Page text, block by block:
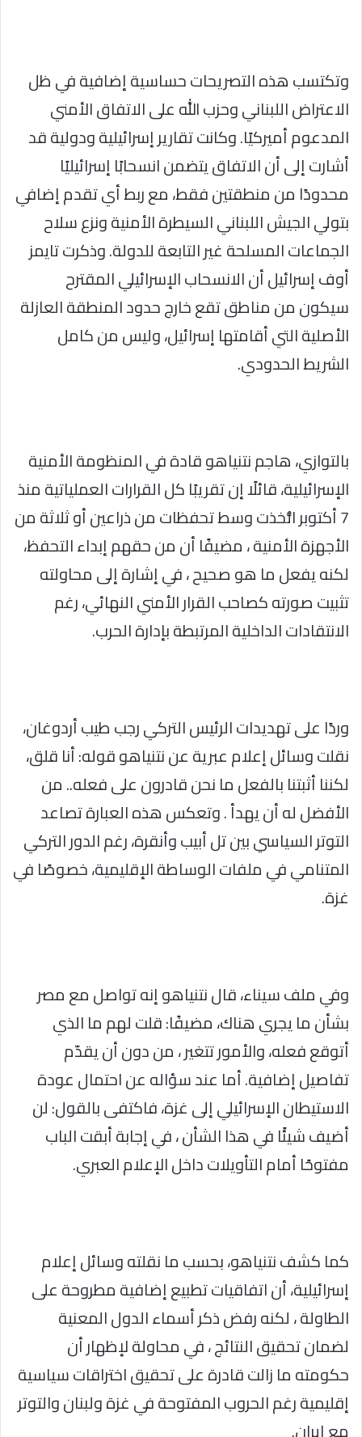
وتكتسب هذه التصريحات حساسية إضافية في ظل
الاعتراض اللبناني وحزب الله على الاتفاق الأمني
المدعوم أميركيًا. وكانت تقارير إسرائيلية ودولية قد
أشارت إلى أن الاتفاق يتضمن انسحابًا إسرائيليًا
محدودًا من منطقتين فقط، مع ربط أي تقدم إضافي
بتولي الجيش اللبناني السيطرة الأمنية ونزع سلاح
الجماعات المسلحة غير التابعة للدولة. وذكرت تايمز
أوف إسرائيل أن الانسحاب الإسرائيلي المقترح
سيكون من مناطق تقع خارج حدود المنطقة العازلة
الأصلية التي أقامتها إسرائيل، وليس من كامل
الشريط الحدودي.
بالتوازي، هاجم نتنياهو قادة في المنظومة الأمنية
الإسرائيلية، قائلًا إن تقريبًا كل القرارات العملياتية منذ
7 أكتوبر اتُّخذت وسط تحفظات من ذراعين أو ثلاثة من
الأجهزة الأمنية ، مضيفًا أن من حقهم إبداء التحفظ،
لكنه يفعل ما هو صحيح ، في إشارة إلى محاولته
تثبيت صورته كصاحب القرار الأمني النهائي، رغم
الانتقادات الداخلية المرتبطة بإدارة الحرب.
وردًا على تهديدات الرئيس التركي رجب طيب أردوغان،
نقلت وسائل إعلام عبرية عن نتنياهو قوله: أنا قلق،
لكننا أثبتنا بالفعل ما نحن قادرون على فعله.. من
الأفضل له أن يهدأ . وتعكس هذه العبارة تصاعد
التوتر السياسي بين تل أبيب وأنقرة، رغم الدور التركي
المتنامي في ملفات الوساطة الإقليمية، خصوصًا في
غزة.
وفي ملف سيناء، قال نتنياهو إنه تواصل مع مصر
بشأن ما يجري هناك، مضيفًا: قلت لهم ما الذي
أتوقع فعله، والأمور تتغير ، من دون أن يقدّم
تفاصيل إضافية. أما عند سؤاله عن احتمال عودة
الاستيطان الإسرائيلي إلى غزة، فاكتفى بالقول: لن
أضيف شيئًا في هذا الشأن ، في إجابة أبقت الباب
مفتوحًا أمام التأويلات داخل الإعلام العبري.
كما كشف نتنياهو، بحسب ما نقلته وسائل إعلام
إسرائيلية، أن اتفاقيات تطبيع إضافية مطروحة على
الطاولة ، لكنه رفض ذكر أسماء الدول المعنية
لضمان تحقيق النتائج ، في محاولة لإظهار أن
حكومته ما زالت قادرة على تحقيق اختراقات سياسية
إقليمية رغم الحروب المفتوحة في غزة ولبنان والتوتر